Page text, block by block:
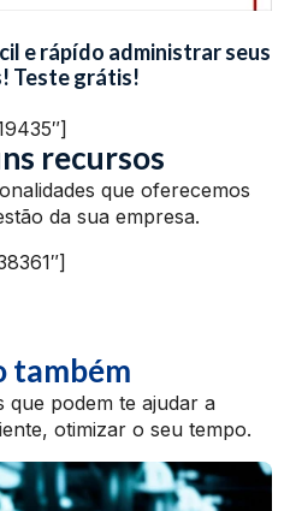
e rápído administrar seus
Teste grátis!
recursos
que oferecemos
da sua empresa.
também
podem te ajudar a
otimizar o seu tempo.